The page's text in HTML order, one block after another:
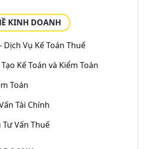
KINH DOANH
Dịch Vụ Kế Toán Thuế
Kế Toán và Kiểm Toán
Toán
Tài Chính
Tư Vấn Thuế